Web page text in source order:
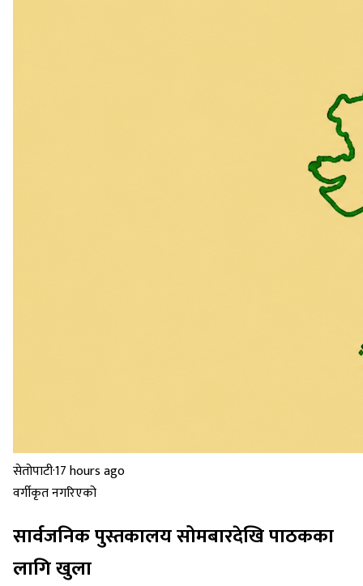
सेतोपाटी·17 hours ago
वर्गीकृत नगरिएको
सार्वजनिक पुस्तकालय सोमबारदेखि पाठकका
लागि खुला